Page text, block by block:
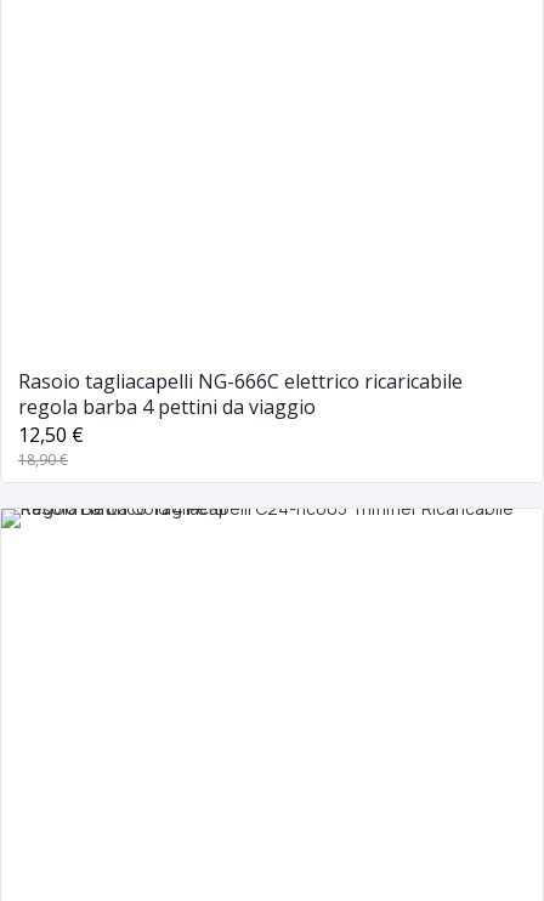
Rasoio tagliacapelli NG-666C elettrico ricaricabile
regola barba 4 pettini da viaggio
12,50 €
18,90 €